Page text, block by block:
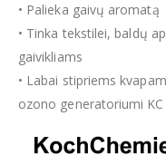
• Palieka gaivų aromatą
• Tinka tekstilei, baldų
gaivikliams
• Labai stipriems
ozono generatoriumi KC